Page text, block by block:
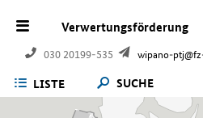
Verwertungsförderung
030 20199-535 wipano-
LISTE SUCHE